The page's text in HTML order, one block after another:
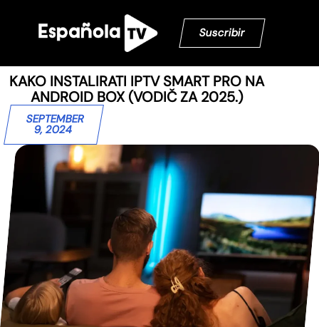
Suscribir
KAKO INSTALIRATI IPTV SMART PRO NA
ANDROID BOX (VODIČ ZA 2025.)
SEPTEMBER
9, 2024